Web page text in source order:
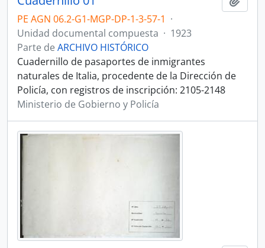
PE AGN 06.2-G1-MGP-DP-1-3-57-1 ·
Unidad documental compuesta · 1923
Parte de ARCHIVO HISTÓRICO
Cuadernillo de pasaportes de inmigrantes
naturales de Italia, procedente de la Dirección de
Policía, con registros de inscripción: 2105-2148
Ministerio de Gobierno y Policía